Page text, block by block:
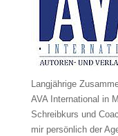
Langjährige
AVA International in
Schreibkurs und
mir persönlich der